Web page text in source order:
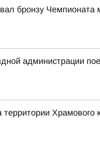
бронзу Чемпионата
администрации
территории